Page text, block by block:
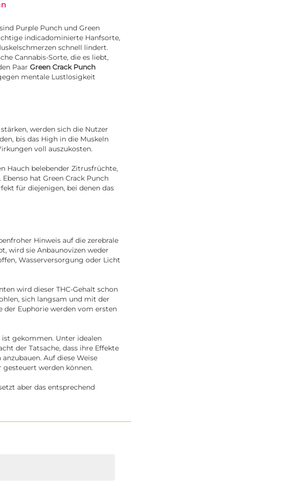
Purple Punch und Green
indicadominierte Hanfsorte,
schnell lindert.
Cannabis-Sorte, die es liebt,
Paar Green Crack Punch
mentale Lustlosigkeit
werden sich die Nutzer
bis das High in die Muskeln
voll auszukosten.
Hauch belebender Zitrusfrüchte,
hat Green Crack Punch
für diejenigen, bei denen das
Hinweis auf die zerebrale
wird sie Anbaunovizen weder
Wasserversorgung oder Licht
wird dieser THC-Gehalt schon
sich langsam und mit der
der Euphorie werden vom ersten
ist gekommen. Unter idealen
der Tatsache, dass ihre Effekte
Auf diese Weise
gesteuert werden können.
aber das entsprechend